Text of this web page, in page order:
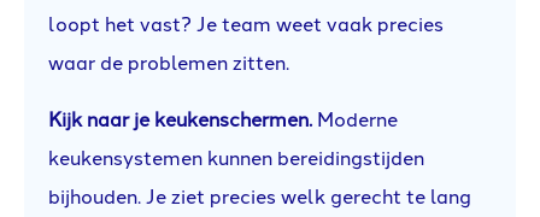
loopt het vast? Je team weet vaak precies
waar de problemen zitten.
Kijk naar je keukenschermen. Moderne
keukensystemen kunnen bereidingstijden
bijhouden. Je ziet precies welk gerecht te lang